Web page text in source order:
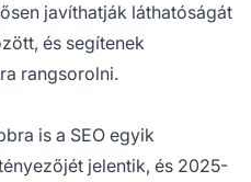
javíthatják láthatóságát
és segítenek
rangsorolni.
is a SEO egyik
jelentik, és 2025-